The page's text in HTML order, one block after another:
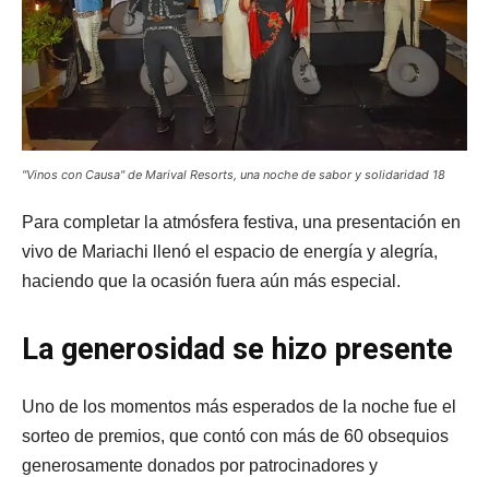
"Vinos con Causa" de Marival Resorts, una noche de sabor y solidaridad 18
Para completar la atmósfera festiva, una presentación en
vivo de Mariachi llenó el espacio de energía y alegría,
haciendo que la ocasión fuera aún más especial.
La generosidad se hizo presente
Uno de los momentos más esperados de la noche fue el
sorteo de premios, que contó con más de 60 obsequios
generosamente donados por patrocinadores y